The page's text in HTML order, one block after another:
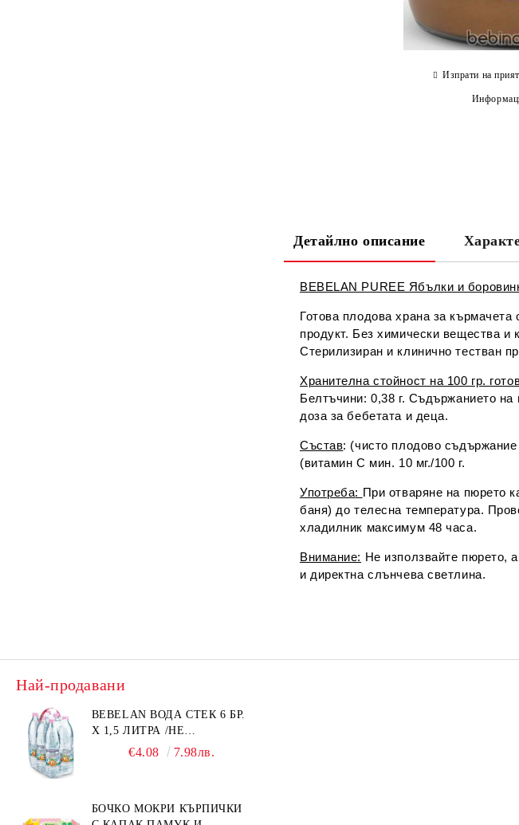
Изпрати на
Детайлно описание
BEBELAN PUREE Ябълки и
Готова плодова храна за
продукт. Без химически вещества и
Стерилизиран и клинично тестван
Хранителна стойност на 100 гр.
Белтъчини: 0,38 г. Съдържанието на
доза за бебетата и деца.
Състав: (чисто плодово
(витамин С мин. 10 мг./100 г.
Употреба: При отваряне на пюрето
баня) до телесна температура.
хладилник максимум 48 часа.
Внимание: Не използвайте пюрето,
и директна слънчева светлина.
Най-продавани
BEBELAN ВОДА СТЕК 6 БР.
Х 1,5 ЛИТРА /НЕ
ИЗПРАЩАМЕ С КУРИЕР/
€4.08 7.98лв.
БОЧКО МОКРИ КЪРПИЧКИ